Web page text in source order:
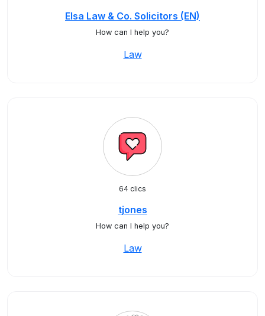
Elsa Law & Co. Solicitors (EN)
How can I help you?
Law
64 clics
tjones
How can I help you?
Law